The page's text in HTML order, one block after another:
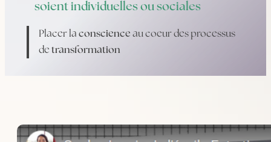
soient individuelles ou sociales
Placer laconscience au coeur des processus
detransformation